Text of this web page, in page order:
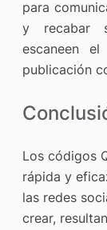
para
y recabar
escaneen
publicación
Los códigos
rápida y
las redes
crear,